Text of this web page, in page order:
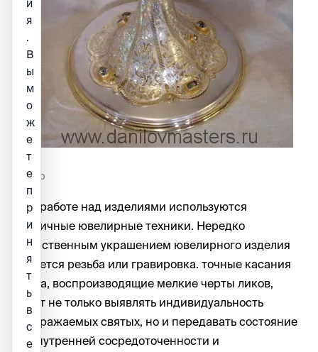
Потир
При работе над изделиями используются
различные ювелирные техники. Нередко
единственным украшением ювелирного изделия
является резьба или гравировка. точные касания
резца, воспроизводящие мелкие черты ликов,
могут не только выявлять индивидуальность
изображаемых святых, но и передавать состояние
их внутренней сосредоточенности и
и
я
.
В
ы
м
о
ж
е
т
е
п
р
и
н
я
т
ь
в
с
е